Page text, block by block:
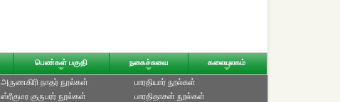
பெண்கள் பகுதி நகைச்சுவை கலையுலகம்
அருணகிரி நாதர் நூல்கள்
ஸ்ரீகுமர குருபரர் நூல்கள்
பாரதியார் நூல்கள்
பாரதிதாசன் நூல்கள்